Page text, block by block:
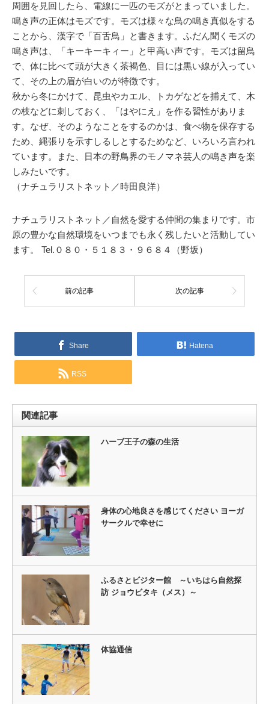
周囲を見回したら、電線に一匹のモズがとまっていました。
鳴き声の正体はモズです。モズは様々な鳥の鳴き真似をする
ことから、漢字で「百舌鳥」と書きます。ふだん聞くモズの
鳴き声は、「キーキーキィー」と甲高い声です。モズは留鳥
で、体に比べて頭が大きく茶褐色、目には黒い線が入ってい
て、その上の眉が白いのが特徴です。
秋から冬にかけて、昆虫やカエル、トカゲなどを捕えて、木
の枝などに刺しておく、「はやにえ」を作る習性がありま
す。なぜ、そのようなことをするのかは、食べ物を保存する
ため、縄張りを示すしるしとするためなど、いろいろ言われ
ています。また、日本の野鳥界のモノマネ芸人の鳴き声を楽
しみたいです。
（ナチュラリストネット／時田良洋）
ナチュラリストネット／自然を愛する仲間の集まりです。市
原の豊かな自然環境をいつまでも永く残したいと活動してい
ます。 Tel.０８０・５１８３・９６８４（野坂）
前の記事 次の記事
Share Hatena
RSS
関連記事
ハーブ王子の森の生活
身体の心地良さを感じてください ヨーガ
サークルで幸せに
ふるさとビジター館 ～いちはら自然探
訪 ジョウビタキ（メス）～
体協通信